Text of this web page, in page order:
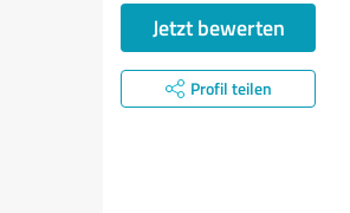
Jetzt bewerten
Profil teilen